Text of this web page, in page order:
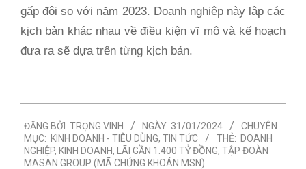
gấp đôi so với năm 2023. Doanh nghiệp này lập các
kịch bản khác nhau về điều kiện vĩ mô và kế hoạch
đưa ra sẽ dựa trên từng kịch bản.
01-
31
ĐĂNG BỞI TRỌNG VINH NGÀY 31/01/2024
CHUYÊN
MỤC: KINH DOANH - TIÊU DÙNG, TIN TỨC THẺ: DOANH
NGHIỆP, KINH DOANH, LÃI GẦN 1.400 TỶ ĐỒNG, TẬP ĐOÀN
MASAN GROUP (MÃ CHỨNG KHOÁN MSN)